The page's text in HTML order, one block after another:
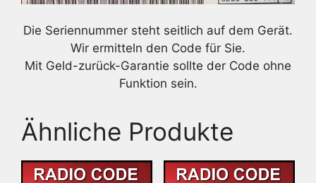
Die Seriennummer steht seitlich auf dem Gerät.
Wir ermitteln den Code für Sie.
Mit Geld-zurück-Garantie sollte der Code ohne
Funktion sein.
Ähnliche Produkte